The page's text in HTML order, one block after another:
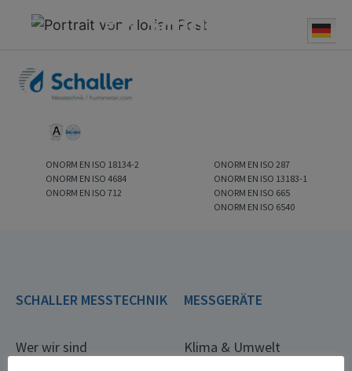
ONORM EN ISO 18134-2
ONORM EN ISO 4684
ONORM EN ISO 712
ONORM EN ISO 287
ONORM EN ISO 13183-1
ONORM EN ISO 665
ONORM EN ISO 6540
SCHALLER MESSTECHNIK
Wer wir sind
MESSGERÄTE
Klima & Umwelt